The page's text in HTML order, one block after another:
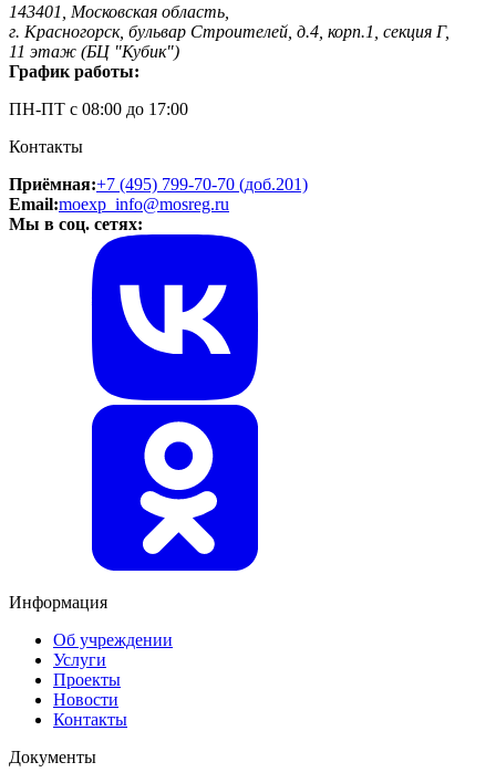
143401, Московская область,
г. Красногорск, бульвар Строителей, д.4, корп.1, секция Г,
11 этаж (БЦ "Кубик")
График работы:
ПН-ПТ с 08:00 до 17:00
Контакты
Приёмная:+7 (495) 799-70-70 (доб.201)
Email:moexp_info@mosreg.ru
Мы в соц. сетях:
Информация
Об учреждении
Услуги
Проекты
Новости
Контакты
Документы